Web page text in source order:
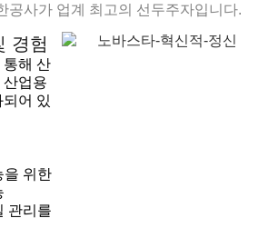
공사가 업계 최고의 선두주자입니다.
경험
통해 산
산업용
어 있
을 위한
관리를